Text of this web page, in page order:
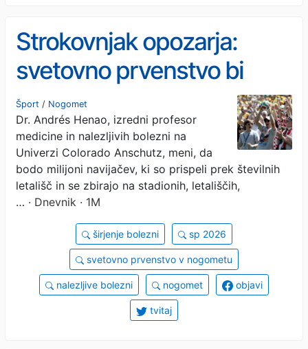
Strokovnjak opozarja:
svetovno prvenstvo bi
lahko postalo idealno
okolje za širjenje nalezljivih
bolezni
Šport / Nogomet
Dr. Andrés Henao, izredni profesor
medicine in nalezljivih bolezni na
Univerzi Colorado Anschutz, meni, da
bodo milijoni navijačev, ki so prispeli prek številnih
letališč in se zbirajo na stadionih, letališčih,
… · Dnevnik · 1M
širjenje bolezni sp 2026
svetovno prvenstvo v nogometu
nalezljive bolezni nogomet objavi
tvitaj